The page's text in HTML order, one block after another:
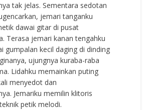
tak jelas. Sementara sedotan
jemari tanganku
dawai gitar di pusat
Terasa jemari kanan tengahku
gumpalan kecil daging di dinding
ujungnya kuraba-raba
Lidahku memainkan puting
menyedot dan
Jemariku memilin klitoris
petik melodi.